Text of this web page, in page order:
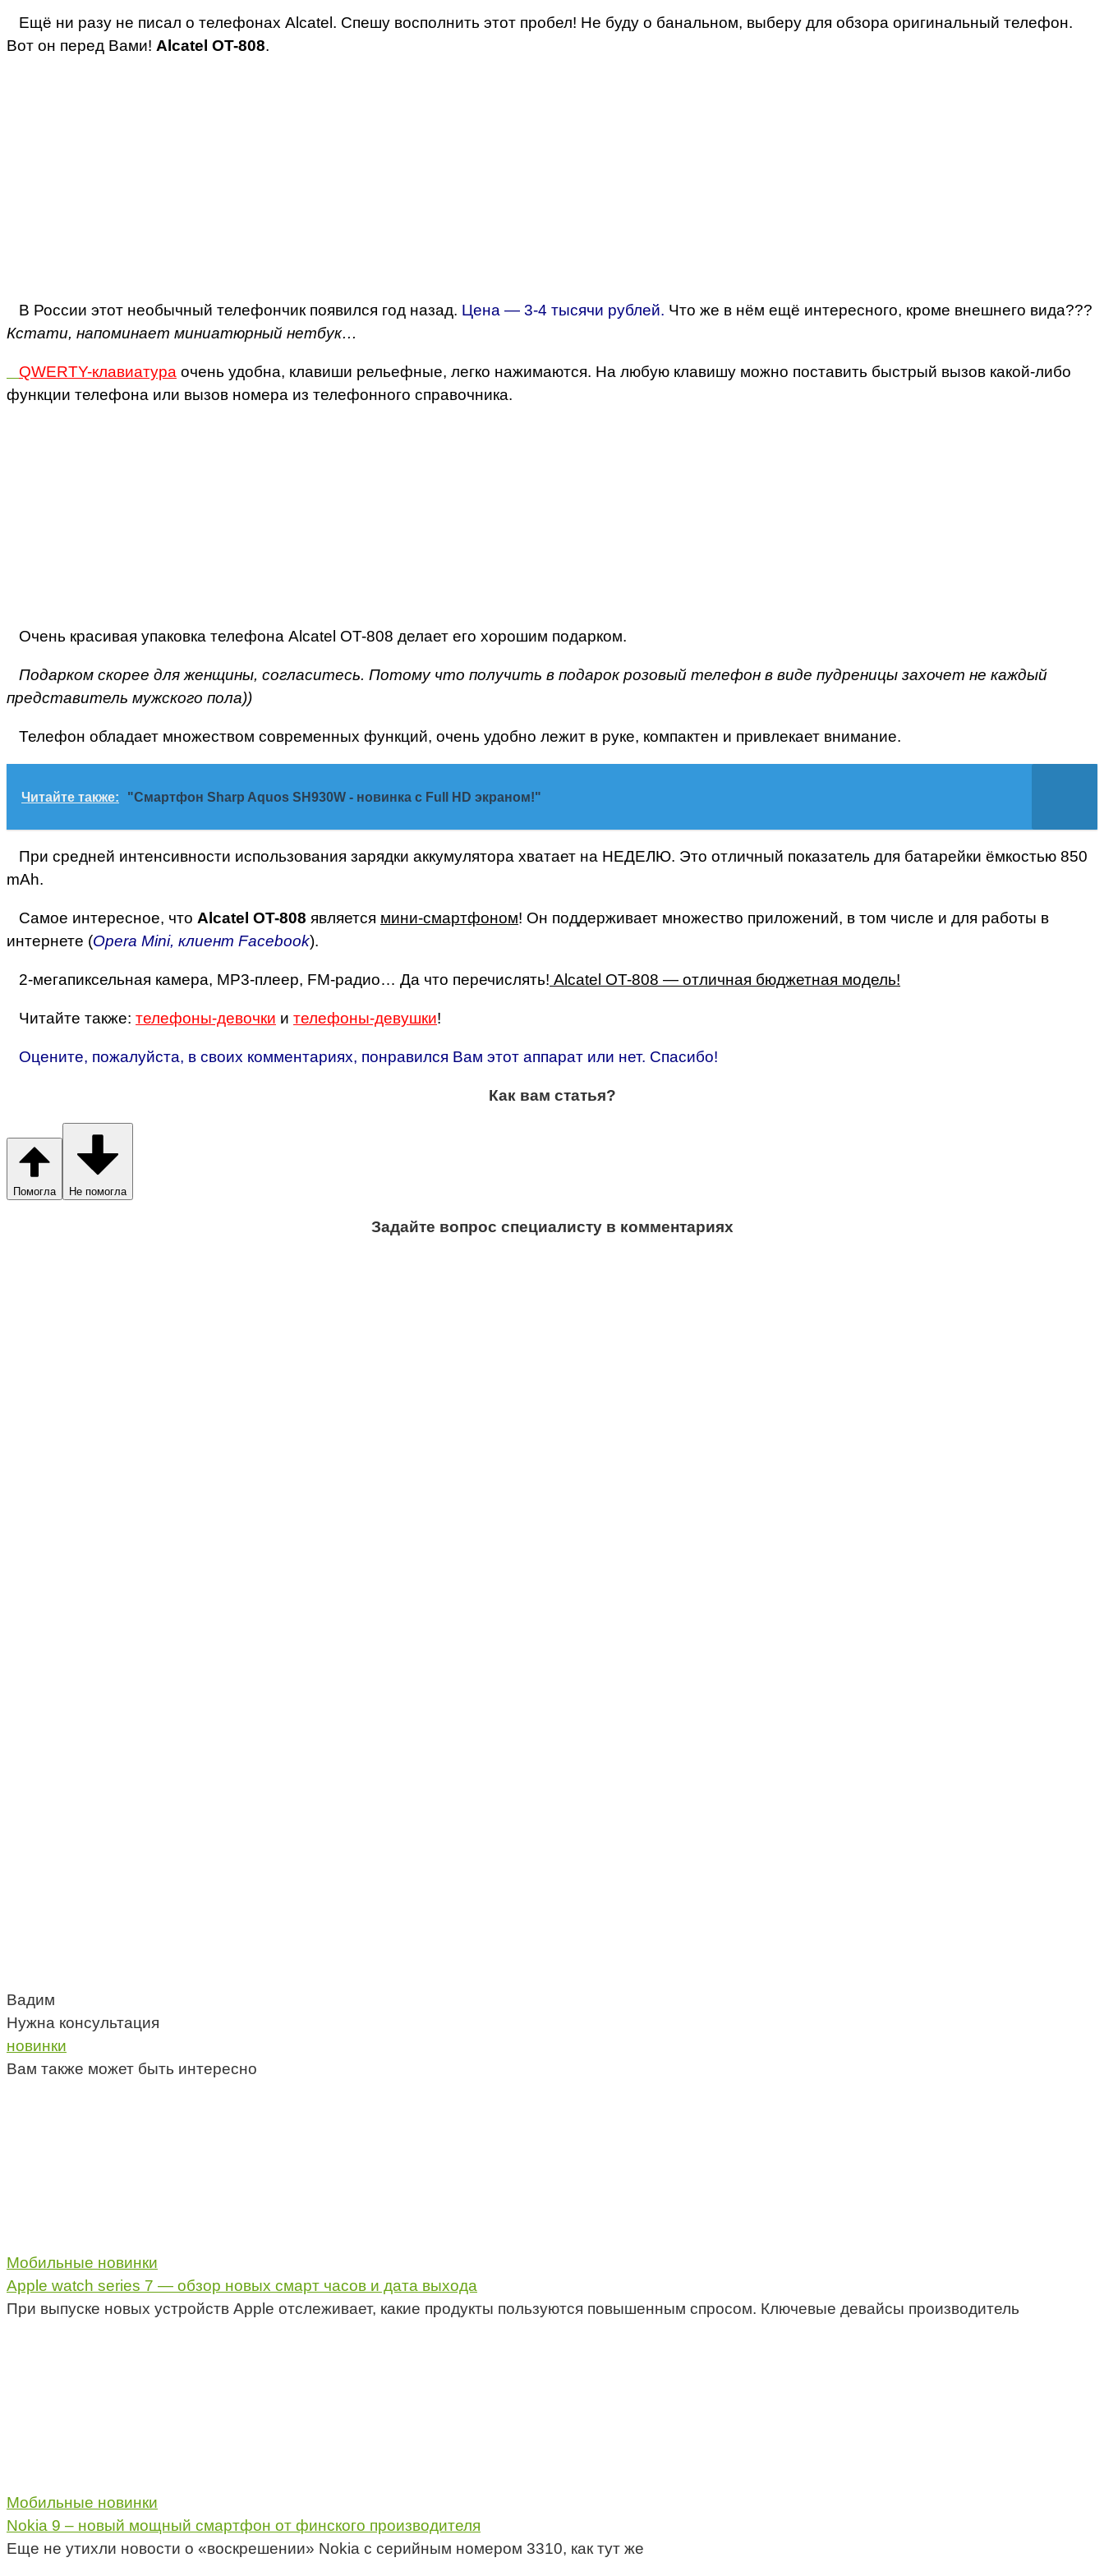
Ещё ни разу не писал о телефонах Alcatel. Спешу восполнить этот пробел! Не буду о банальном, выберу для обзора оригинальный телефон.
Вот он перед Вами! Alcatel OT-808.
В России этот необычный телефончик появился год назад. Цена — 3-4 тысячи рублей. Что же в нём ещё интересного, кроме внешнего вида???
Кстати, напоминает миниатюрный нетбук…
QWERTY-клавиатура очень удобна, клавиши рельефные, легко нажимаются. На любую клавишу можно поставить быстрый вызов какой-либо
функции телефона или вызов номера из телефонного справочника.
Очень красивая упаковка телефона Alcatel OT-808 делает его хорошим подарком.
Подарком скорее для женщины, согласитесь. Потому что получить в подарок розовый телефон в виде пудреницы захочет не каждый
представитель мужского пола))
Телефон обладает множеством современных функций, очень удобно лежит в руке, компактен и привлекает внимание.
Читайте также: "Смартфон Sharp Aquos SH930W - новинка с Full HD экраном!"
При средней интенсивности использования зарядки аккумулятора хватает на НЕДЕЛЮ. Это отличный показатель для батарейки ёмкостью 850
mAh.
Самое интересное, что Alcatel OT-808 является мини-смартфоном! Он поддерживает множество приложений, в том числе и для работы в
интернете (Opera Mini, клиент Facebook).
2-мегапиксельная камера, MP3-плеер, FM-радио… Да что перечислять! Alcatel OT-808 — отличная бюджетная модель!
Читайте также: телефоны-девочки и телефоны-девушки!
Оцените, пожалуйста, в своих комментариях, понравился Вам этот аппарат или нет. Спасибо!
Как вам статья?
Помогла Не помогла
Задайте вопрос специалисту в комментариях
Вадим
Нужна консультация
новинки
Вам также может быть интересно
Мобильные новинки
Apple watch series 7 — обзор новых смарт часов и дата выхода
При выпуске новых устройств Apple отслеживает, какие продукты пользуются повышенным спросом. Ключевые девайсы производитель
Мобильные новинки
Nokia 9 – новый мощный смартфон от финского производителя
Еще не утихли новости о «воскрешении» Nokia с серийным номером 3310, как тут же